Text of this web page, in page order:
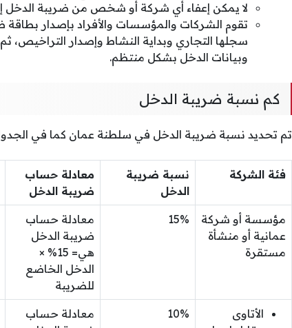
لا يمكن إعفاء أي شركة أو شخص من ضريبة الدخل
تقوم الشركات والمؤسسات والأفراد بإصدار
سجلها التجاري وبداية النشاط وإصدار التراخيص،
وبيانات الدخل بشكل منتظم.
كم نسبة ضريبة الدخل
تم تحديد نسبة ضريبة الدخل في سلطنة عمان كما في
فئة الشركة
نسبة ضريبة
الدخل
معادلة حساب
ضريبة الدخل
مؤسسة أو شركة
عمانية أو منشأة
مستقرة
15%
معادلة حساب
ضريبة الدخل
هي= 15% ×
الدخل الخاضع
للضريبة
الأتاوى
10%
معادلة حساب